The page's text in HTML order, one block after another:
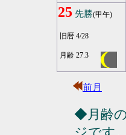
25 先勝(甲午)
旧暦 4/28
月齢 27.3
前月
◆月齢